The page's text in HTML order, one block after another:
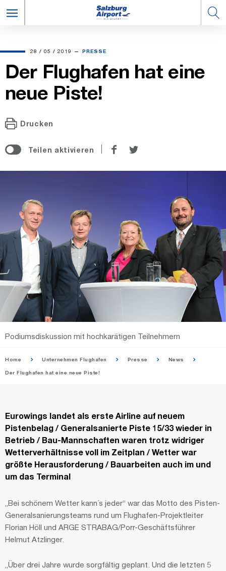
28.05.2019
28 / 05 / 2019 PRESSE
Der Flughafen hat eine
neue Piste!
Drucken
Teilen aktivieren
auf
Facebook
auf
Podiumsdiskussion mit hochkarätigen Teilnehmern
Home Unternehmen Flughafen Presse News
Der Flughafen hat eine neue Piste!
Eurowings landet als erste Airline auf neuem
Pistenbelag / Generalsanierte Piste 15/33 wieder in
Betrieb / Bau-Mannschaften waren trotz widriger
Wetterverhältnisse voll im Zeitplan / Wetter war
größte Herausforderung / Bauarbeiten auch im und
um das Terminal
„Bei schönem Wetter kann´s jeder“ war das Motto des Pisten-
Generalsanierungsteams rund um Flughafen-Projektleiter
Florian Höll und ARGE STRABAG/Porr-Geschäftsführer
Helmut Atzlinger.
„Über drei Jahre wurde sorgfältig geplant. Und die letzten 5